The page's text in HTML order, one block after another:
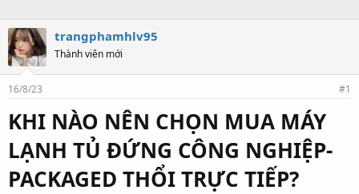
trangphamhlv95
Thành viên mới
16/8/23 #1
KHI NÀO NÊN CHỌN MUA MÁY
LẠNH TỦ ĐỨNG CÔNG NGHIỆP-
PACKAGED THỔI TRỰC TIẾP?